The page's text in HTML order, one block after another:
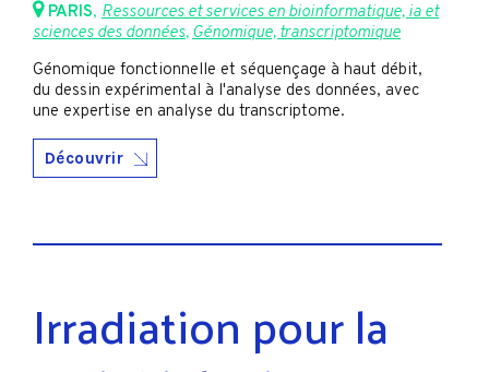
PARIS, Ressources et services en bioinformatique, ia et
sciences des données, Génomique, transcriptomique
Génomique fonctionnelle et séquençage à haut débit,
du dessin expérimental à l'analyse des données, avec
une expertise en analyse du transcriptome.
Découvrir
Irradiation pour la